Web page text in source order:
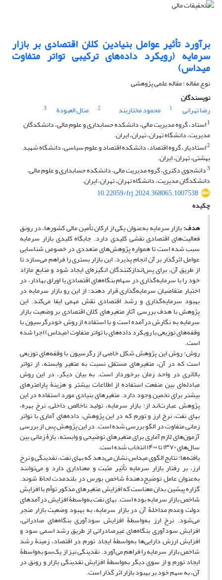
برآورد تأثیر عوامل بنیادین کلان اقتصادی بر بازار
سرمایه (رویکرد داده‌های ترکیبی تواتر متفاوت
میداس)
نوع مقاله : مقاله علمی پژوهشی
نویسندگان
رضا تهرانی
1 محمود مختاربند 2 منال العبودة
3
1استاد، گروه مدیریت مالی، دانشکده حسابداری و علوم مالی، دانشکدگان
مدیریت، دانشگاه تهران، تهران، ایران.
2استادیار، گروه اقتصاد، دانشکده اقتصاد و علوم سیاسی، دانشگاه شهید
بهشتی، تهران، ایران.
3دانشجوی دکتری، گروه مدیریت مالی، دانشکده حسابداری و علوم مالی،
دانشکدگان مدیریت، دانشگاه تهران، تهران، ایران.
10.22059/frj.2024.368065.1007538
چکیده
هدف:بازار سرمایه به‌عنوان یکی از ارکان تأمین مالی کشورها، در رونق
فعالیت‌های اقتصادی نقشی کلیدی دارد. جایگاه کلیدی بازار سرمایه
سبب شده است تا همواره پژوهش‌های متعددی در خصوص شناسایی
عوامل اثرگذار بر آن انجام پذیرد. این بازار بستری را فراهم می‌سازد تا
از طریق آن، برای پس‌اندازکنندگان انگیزه‌ای ایجاد شود و منابع مازاد
خود را با سرمایه‌گذاری در سهام بنگاه‌های اقتصادی یا اوراق بهادار، در
اختیار متقاضیان سرمایه‌گذاری قرار دهند؛ از این رو بازار سرمایه در
بهبود سرمایه‌گذاری و رشد اقتصادی نقش مهمی ایفا می‌کند. این
پژوهش با هدف بررسی آثار متغیرهای کلان اقتصادی بر وضعیت بازار
سرمایه به نگارش درآمده است و با استفاده از روش خودرگرسیون با
وقفه‌های توزیعی با رویکرد داده‌های با تواتر متفاوت (میداس) اجرا شده
است.
روش: روش این پژوهش شکل خاصی از رگرسیون با وقفه‌های توزیعی
است که در آن، متغیرهای مستقل نسبت به متغیر وابسته، از تواتر
بالاتری در واحد زمان برخوردار است. به بیان دیگر، در این روش
مبادله‌ای بین منفعت استفاده از اطلاعات بیشتر و هزینۀ پارامترهای
بیشتر برای تخمین وجود دارد. متغیرهای بنیادی مورد استفاده در این
پژوهش عبارت‌اند از: بازار سرمایه، تولید ناخالص داخلی، نرخ بهره،
بهای نفت، نرخ ارز و تورم که در این پژوهش، داده‌های آماری با تواتر
زمانی متفاوت در الگو بررسی شده است. در این پژوهش پس از بررسی
آزمون‌های لازم آماری برای متغیرهای توضیحی و وابسته، بازۀ زمانی بین
سال‌های ۱۳۷۰ تا ۱۴۰۰ انتخاب شده است.
یافته‌ها: نتایج الگوی میداس نشان می‌دهد که بهای نفت، نقدینگی و نرخ
ارز، بر رفتار بازار سرمایه تأثیر مثبت و معناداری دارد و می‌توانند
به‌عنوان عامل توضیح‌دهندۀ شاخص بورس در بلندمدت لحاظ شوند.
گزاره پیشین بدان معناست که افزایش متغیرهای مذکور توأم با افزایش
شاخص بازار سرمایه بوده است. بهای نفت به‌واسطۀ افزایش درآمدهای
دولت وعدم مداخلۀ آن در بازار سرمایه، به بهبود وضعیت بازار منجر
می‌شود. نرخ ارز به‌واسطۀ افزایش سودآوری بنگاه‌های صادراتی،
افزایش سودآوری بنگاه‌های غیرصادراتی از طریق رشد اسمی سود و
افزایش ارزش دارایی‌ها به‌واسطۀ ایجاد تورم در اقتصاد، زمینۀ رشد
شاخص بازار سرمایه را فراهم می‌آورد. نقدینگی نیز از یک‌سو به‌واسطۀ
ایجاد تورم و از سوی دیگر به‌واسطۀ افزایش نقدینگی بازار و رونق در
آن، به سهم خود بر بهبود بازار اثر گذار است.